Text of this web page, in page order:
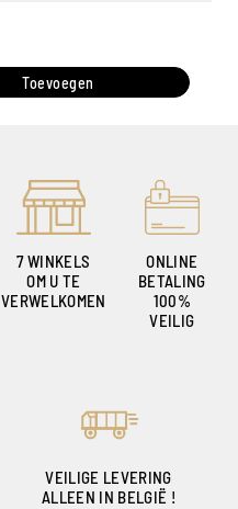
Toevoegen
7 WINKELS
OM U TE
VERWELKOMEN
ONLINE
BETALING
100%
VEILIG
VEILIGE LEVERING
ALLEEN IN BELGIË !